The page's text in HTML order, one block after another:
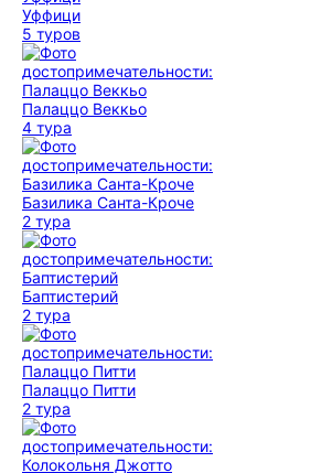
Уффици
5 туров
Палаццо Веккьо
4 тура
Базилика Санта-Кроче
2 тура
Баптистерий
2 тура
Палаццо Питти
2 тура